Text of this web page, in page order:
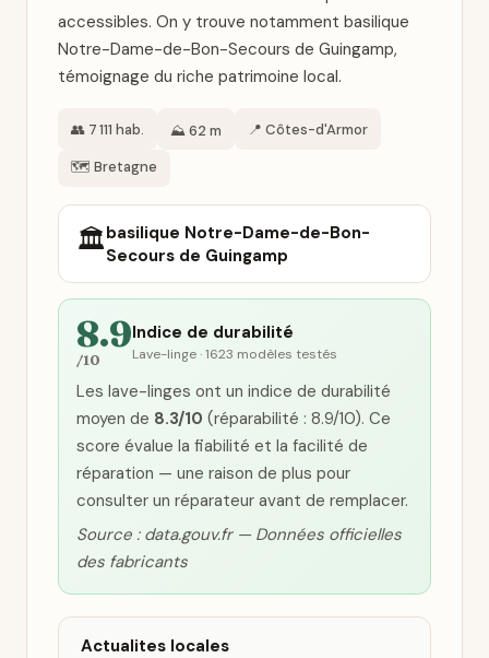
accessibles. On y trouve notamment basilique
Notre-Dame-de-Bon-Secours de Guingamp,
témoignage du riche patrimoine local.
👥 7 111 hab. ⛰️ 62 m 📍 Côtes-d'Armor
🗺️ Bretagne
🏛️basilique Notre-Dame-de-Bon-
Secours de Guingamp
8.9
/10
Indice de durabilité
Lave-linge · 1623 modèles testés
Les lave-linges ont un indice de durabilité
moyen de 8.3/10 (réparabilité : 8.9/10). Ce
score évalue la fiabilité et la facilité de
réparation — une raison de plus pour
consulter un réparateur avant de remplacer.
Source : data.gouv.fr — Données officielles
des fabricants
Actualites locales